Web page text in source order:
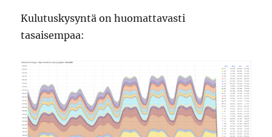
Kulutuskysyntä on huomattavasti
tasaisempaa: